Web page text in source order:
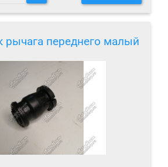
рычага переднего малый